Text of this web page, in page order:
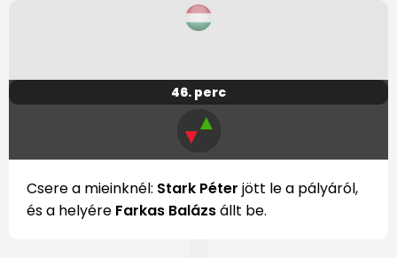
46. perc
▼▲
Csere a mieinknél: Stark Péter jött le a pályáról,
és a helyére Farkas Balázsállt be.